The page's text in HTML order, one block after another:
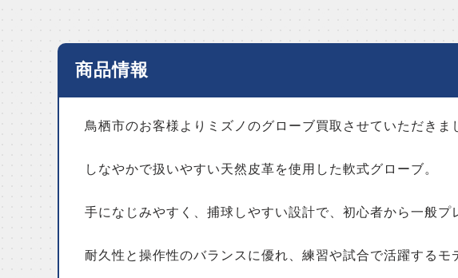
商品情報
鳥栖市のお客様よりミズノのグローブ買取させていただきま
しなやかで扱いやすい天然皮革を使用した軟式グローブ。
手になじみやすく、捕球しやすい設計で、初心者から一般プ
耐久性と操作性のバランスに優れ、練習や試合で活躍するモ